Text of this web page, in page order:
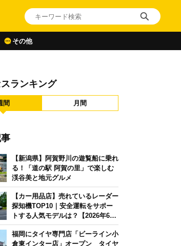
その他
ランキング
間 月間
【新潟県】阿賀野川の遊覧船に乗れ
る！「道の駅 阿賀の里」で楽しむ
渓谷美と地元グルメ
【カー用品店】売れているレーダー
探知機TOP10｜安全運転をサポー
トする人気モデルは？【2026年6月
版】
福岡にタイヤ専門店「ビーライン小
倉東インター店」オープン タイヤ